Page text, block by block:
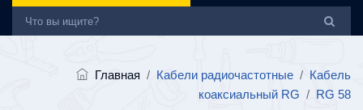
Главная / Кабели радиочастотные / Кабель
коаксиальный RG / RG 58